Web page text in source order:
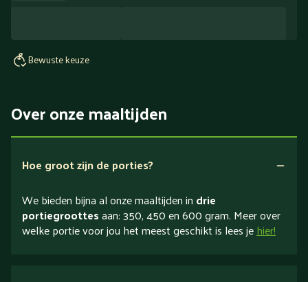
Bewuste keuze
Over onze maaltijden
Hoe groot zijn de porties?
We bieden bijna al onze maaltijden in drie
portiegroottesaan: 350, 450 en 600 gram. Meer over
welke portie voor jou het meest geschikt is lees jehier!